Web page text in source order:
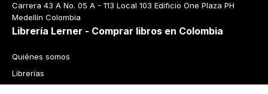
Carrera 43 A No. 05 A - 113 Local 103 Edificio One Plaza PH
Medellín Colombia
Librería Lerner - Comprar libros en Colombia
Quiénes somos
Librerías